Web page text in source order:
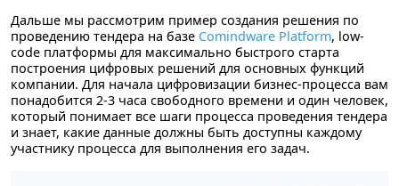
Дальше мы рассмотрим пример создания решения по
проведению тендера на базе Comindware Platform, low-
code платформы для максимально быстрого старта
построения цифровых решений для основных функций
компании. Для начала цифровизации бизнес-процесса вам
понадобится 2-3 часа свободного времени и один человек,
который понимает все шаги процесса проведения тендера
и знает, какие данные должны быть доступны каждому
участнику процесса для выполнения его задач.